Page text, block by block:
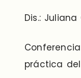
Dis.:
práctica